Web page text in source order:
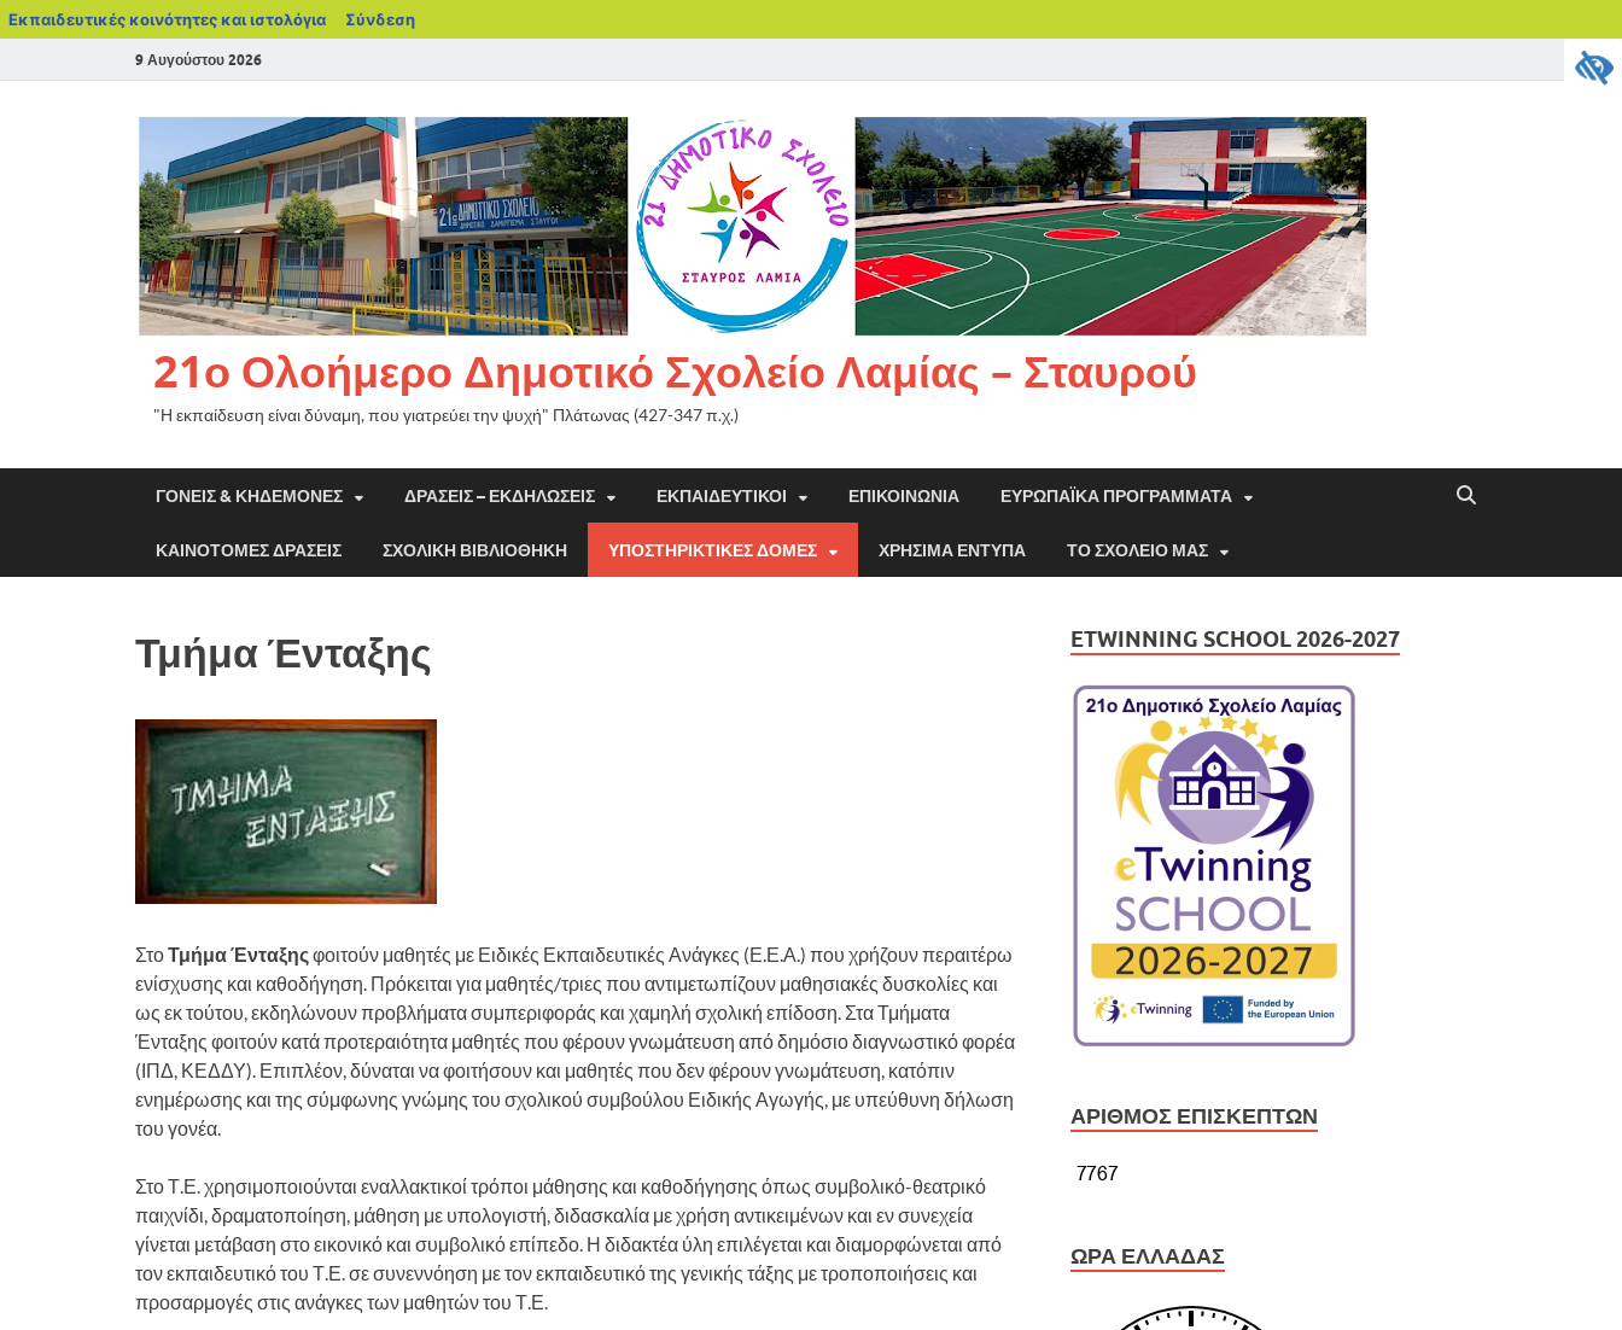
Εκπαιδευτικές κοινότητες και ιστολόγια Σύνδεση
9 Αυγούστου 2026
21ο Ολοήμερο Δημοτικό Σχολείο Λαμίας – Σταυρού
"Η εκπαίδευση είναι δύναμη, που γιατρεύει την ψυχή" Πλάτωνας (427-347 π.χ.)
ΓΟΝΕΊΣ & ΚΗΔΕΜΌΝΕΣ ΔΡΆΣΕΙΣ – ΕΚΔΗΛΏΣΕΙΣ ΕΚΠΑΙΔΕΥΤΙΚΟΊ ΕΠΙΚΟΙΝΩΝΊΑ ΕΥΡΩΠΑΪΚΆ ΠΡΟΓΡΆΜΜΑΤΑ
ΚΑΙΝΟΤΌΜΕΣ ΔΡΆΣΕΙΣ ΣΧΟΛΙΚΉ ΒΙΒΛΙΟΘΉΚΗ ΥΠΟΣΤΗΡΙΚΤΙΚΈΣ ΔΟΜΈΣ ΧΡΉΣΙΜΑ ΈΝΤΥΠΑ ΤΟ ΣΧΟΛΕΊΟ ΜΑΣ
Τμήμα Ένταξης
ΣτοΤμήμα Ένταξηςφοιτούν μαθητές με Ειδικές Εκπαιδευτικές Ανάγκες (Ε.Ε.Α.) που χρήζουν περαιτέρω
ενίσχυσης και καθοδήγηση. Πρόκειται για μαθητές/τριες που αντιμετωπίζουν μαθησιακές δυσκολίες και
ως εκ τούτου, εκδηλώνουν προβλήματα συμπεριφοράς και χαμηλή σχολική επίδοση. Στα Τμήματα
Ένταξης φοιτούν κατά προτεραιότητα μαθητές που φέρουν γνωμάτευση από δημόσιο διαγνωστικό φορέα
(ΙΠΔ, ΚΕΔΔΥ). Επιπλέον, δύναται να φοιτήσουν και μαθητές που δεν φέρουν γνωμάτευση, κατόπιν
ενημέρωσης και της σύμφωνης γνώμης του σχολικού συμβούλου Ειδικής Αγωγής, με υπεύθυνη δήλωση
του γονέα.
Στο Τ.Ε. χρησιμοποιούνται εναλλακτικοί τρόποι μάθησης και καθοδήγησης όπως συμβολικό-θεατρικό
παιχνίδι, δραματοποίηση, μάθηση με υπολογιστή, διδασκαλία με χρήση αντικειμένων και εν συνεχεία
γίνεται μετάβαση στο εικονικό και συμβολικό επίπεδο. Η διδακτέα ύλη επιλέγεται και διαμορφώνεται από
τον εκπαιδευτικό του Τ.Ε. σε συνεννόηση με τον εκπαιδευτικό της γενικής τάξης με τροποποιήσεις και
προσαρμογές στις ανάγκες των μαθητών του Τ.Ε.
ETWINNING SCHOOL 2026-2027
ΑΡΙΘΜΌΣ ΕΠΙΣΚΕΠΤΏΝ
ΏΡΑ ΕΛΛΆΔΑΣ